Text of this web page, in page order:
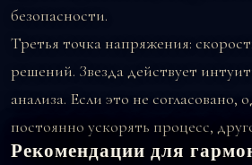
безопасности.
Третья точка напряжения:
решений. Звезда действует
анализа. Если это не согласовано,
постоянно ускорять процесс,
Рекомендации для